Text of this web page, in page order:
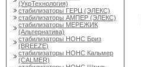
(УкрТехнология)
стабилизаторы ГЕРЦ (ЭЛЕКС)
стабилизаторы АМПЕР (ЭЛЕКС)
стабилизаторы МЕРЕЖИК
(Альтернатива)
стабилизаторы НОНС Бриз
(BREEZE)
стабилизаторы НОНС Кальмер
(CALMER)